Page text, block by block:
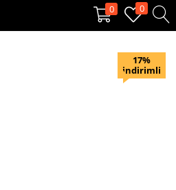
0 0
KAYIT OL
17%
indirimli